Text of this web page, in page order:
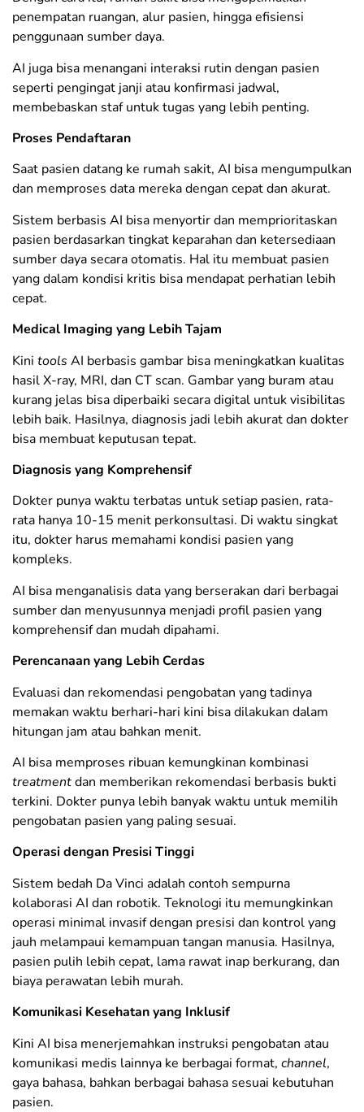
penempatan ruangan, alur pasien, hingga efisiensi
penggunaan sumber daya.
AI juga bisa menangani interaksi rutin dengan pasien
seperti pengingat janji atau konfirmasi jadwal,
membebaskan staf untuk tugas yang lebih penting.
Proses Pendaftaran
Saat pasien datang ke rumah sakit, AI bisa mengumpulkan
dan memproses data mereka dengan cepat dan akurat.
Sistem berbasis AI bisa menyortir dan memprioritaskan
pasien berdasarkan tingkat keparahan dan ketersediaan
sumber daya secara otomatis. Hal itu membuat pasien
yang dalam kondisi kritis bisa mendapat perhatian lebih
cepat.
Medical Imaging yang Lebih Tajam
Kini tools AI berbasis gambar bisa meningkatkan kualitas
hasil X-ray, MRI, dan CT scan. Gambar yang buram atau
kurang jelas bisa diperbaiki secara digital untuk visibilitas
lebih baik. Hasilnya, diagnosis jadi lebih akurat dan dokter
bisa membuat keputusan tepat.
Diagnosis yang Komprehensif
Dokter punya waktu terbatas untuk setiap pasien, rata-
rata hanya 10-15 menit perkonsultasi. Di waktu singkat
itu, dokter harus memahami kondisi pasien yang
kompleks.
AI bisa menganalisis data yang berserakan dari berbagai
sumber dan menyusunnya menjadi profil pasien yang
komprehensif dan mudah dipahami.
Perencanaan yang Lebih Cerdas
Evaluasi dan rekomendasi pengobatan yang tadinya
memakan waktu berhari-hari kini bisa dilakukan dalam
hitungan jam atau bahkan menit.
AI bisa memproses ribuan kemungkinan kombinasi
treatmentdan memberikan rekomendasi berbasis bukti
terkini. Dokter punya lebih banyak waktu untuk memilih
pengobatan pasien yang paling sesuai.
Operasi dengan Presisi Tinggi
Sistem bedah Da Vinci adalah contoh sempurna
kolaborasi AI dan robotik. Teknologi itu memungkinkan
operasi minimal invasif dengan presisi dan kontrol yang
jauh melampaui kemampuan tangan manusia. Hasilnya,
pasien pulih lebih cepat, lama rawat inap berkurang, dan
biaya perawatan lebih murah.
Komunikasi Kesehatan yang Inklusif
Kini AI bisa menerjemahkan instruksi pengobatan atau
komunikasi medis lainnya ke berbagai format, channel,
gaya bahasa, bahkan berbagai bahasa sesuai kebutuhan
pasien.